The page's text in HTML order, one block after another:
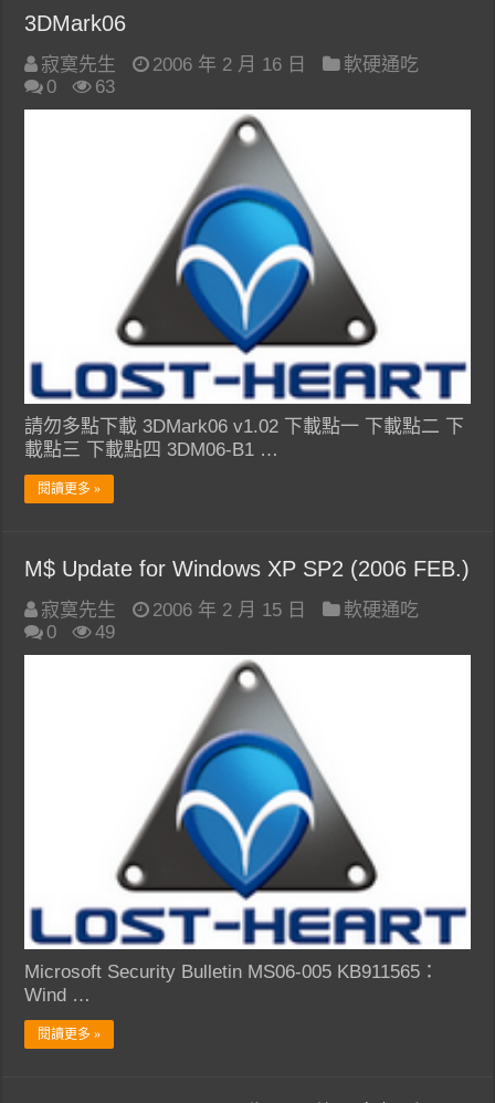
3DMark06
寂寞先生 2006 年 2 月 16 日
軟硬通吃
0
63
請勿多點下載 3DMark06 v1.02 下載點一 下載點二 下
載點三 下載點四 3DM06-B1 …
閱讀更多 »
M$ Update for Windows XP SP2 (2006 FEB.)
寂寞先生 2006 年 2 月 15 日
軟硬通吃
0
49
Microsoft Security Bulletin MS06-005 KB911565：
Wind …
閱讀更多 »